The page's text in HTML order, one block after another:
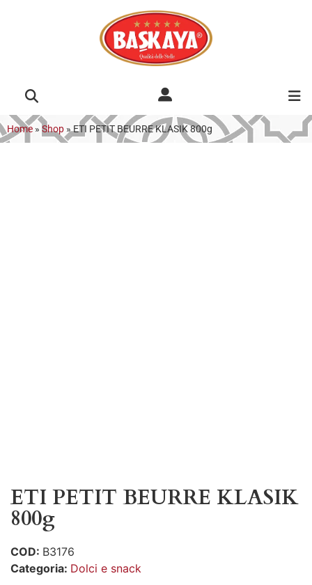
Home » Shop »ETI PETIT BEURRE KLASIK 800g
ETI PETIT BEURRE KLASIK
800g
COD: B3176
Categoria: Dolci e snack